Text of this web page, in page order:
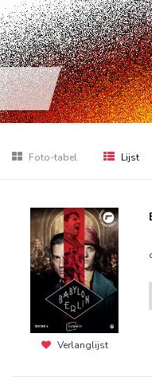
Foto-tabel Lijst
Verlanglijst